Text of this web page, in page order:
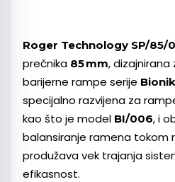
Roger Technology SP/85/
prečnika 85 mm,
barijerne rampe serije Bionik
specijalno razvijena za
kao što je model BI/006, i
balansiranje ramena tokom
produžava vek trajanja
efikasnost.